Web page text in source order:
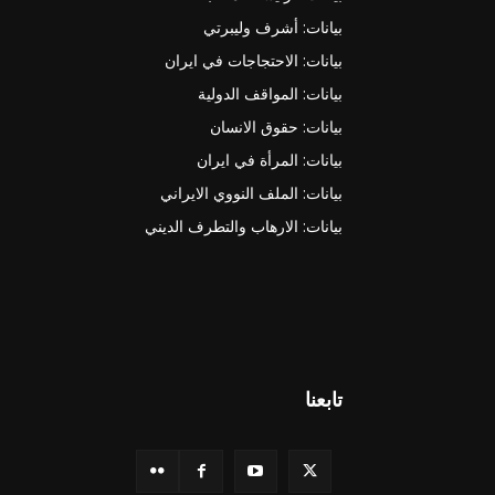
بيانات: أشرف وليبرتي
بيانات: الاحتجاجات في ايران
بيانات: المواقف الدولية
بيانات: حقوق الانسان
بيانات: المرأة في ايران
بيانات: الملف النووي الايراني
بيانات: الارهاب والتطرف الديني
تابعنا